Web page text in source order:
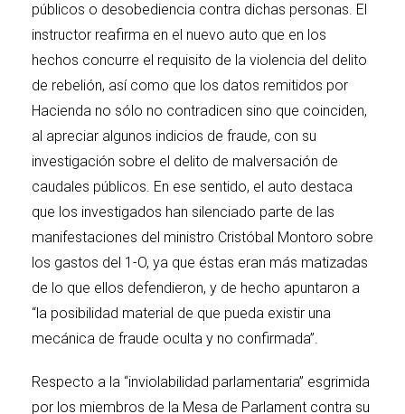
públicos o desobediencia contra dichas personas. El
instructor reafirma en el nuevo auto que en los
hechos concurre el requisito de la violencia del delito
de rebelión, así como que los datos remitidos por
Hacienda no sólo no contradicen sino que coinciden,
al apreciar algunos indicios de fraude, con su
investigación sobre el delito de malversación de
caudales públicos. En ese sentido, el auto destaca
que los investigados han silenciado parte de las
manifestaciones del ministro Cristóbal Montoro sobre
los gastos del 1-O, ya que éstas eran más matizadas
de lo que ellos defendieron, y de hecho apuntaron a
“la posibilidad material de que pueda existir una
mecánica de fraude oculta y no confirmada”.
Respecto a la “inviolabilidad parlamentaria” esgrimida
por los miembros de la Mesa de Parlament contra su